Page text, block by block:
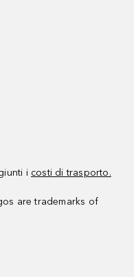
i costi di trasporto.
are trademarks of